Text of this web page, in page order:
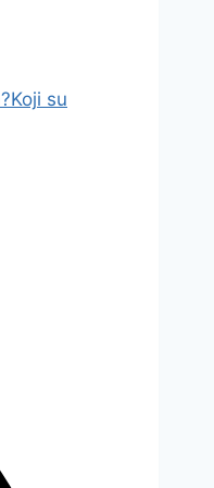
Koji su